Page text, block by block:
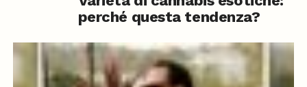
perché questa tendenza?